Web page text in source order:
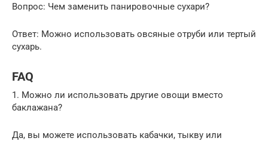
Вопрос: Чем заменить панировочные сухари?
Ответ: Можно использовать овсяные отруби или тертый
сухарь.
FAQ
1. Можно ли использовать другие овощи вместо
баклажана?
Да, вы можете использовать кабачки, тыкву или